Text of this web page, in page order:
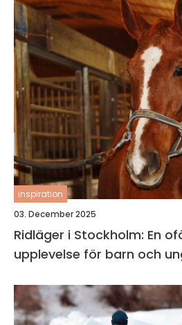
inspiration
03. December 2025
Ridläger i Stockholm: En
upplevelse för barn och